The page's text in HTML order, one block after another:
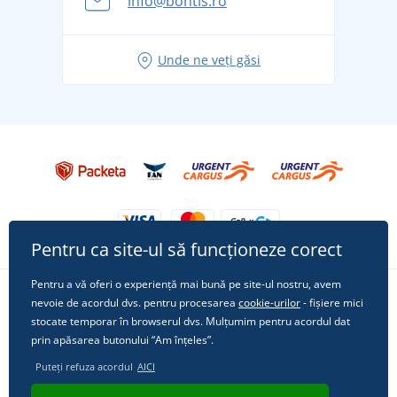
pentru vacanță fără griji
Tricoul preferat City în rol principal: ținute pentru
Unde ne veți găsi
Urmărește-ne pe rețelele sociale
Pentru ca site-ul să funcționeze corect
Pentru a vă oferi o experiență mai bună pe site-ul nostru, avem
nevoie de acordul dvs. pentru procesarea cookie-urilor- fișiere mici
stocate temporar în browserul dvs. Mulțumim pentru acordul dat
prin apăsarea butonului “Am înțeles”.
Puteți refuza acordul AICI